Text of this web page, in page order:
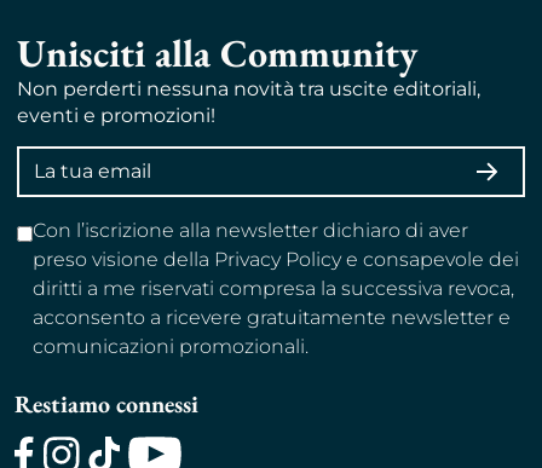
Unisciti alla Community
Non perderti nessuna novità tra uscite editoriali,
eventi e promozioni!
Indirizzo
email
Con l’iscrizione alla newsletter dichiaro di aver
preso visione della Privacy Policy e consapevole dei
diritti a me riservati compresa la successiva revoca,
acconsento a ricevere gratuitamente newsletter e
comunicazioni promozionali.
Restiamo connessi